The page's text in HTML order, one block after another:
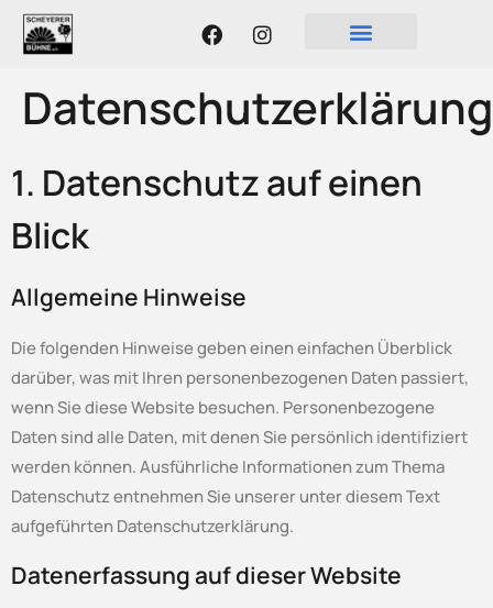
Datenschutzerklärung
1. Datenschutz auf einen
Blick
Allgemeine Hinweise
Die folgenden Hinweise geben einen einfachen Überblick
darüber, was mit Ihren personenbezogenen Daten passiert,
wenn Sie diese Website besuchen. Personenbezogene
Daten sind alle Daten, mit denen Sie persönlich identifiziert
werden können. Ausführliche Informationen zum Thema
Datenschutz entnehmen Sie unserer unter diesem Text
aufgeführten Datenschutzerklärung.
Datenerfassung auf dieser Website